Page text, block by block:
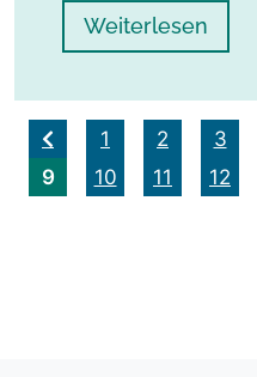
Weiterlesen
1 2 3
9
10 11 12